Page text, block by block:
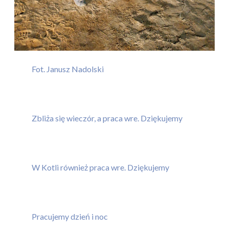
Fot. Janusz Nadolski
Zbliża się wieczór, a praca wre. Dziękujemy
W Kotli również praca wre. Dziękujemy
Pracujemy dzień i noc